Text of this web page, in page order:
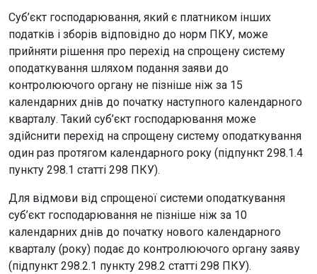
Суб’єкт господарювання, який є платником інших
податків і зборів відповідно до норм ПКУ, може
прийняти рішення про перехід на спрощену систему
оподаткування шляхом подання заяви до
контролюючого органу не пізніше ніж за 15
календарних днів до початку наступного календарного
кварталу. Такий суб’єкт господарювання може
здійснити перехід на спрощену систему оподаткування
один раз протягом календарного року (підпункт 298.1.4
пункту 298.1 статті 298 ПКУ).
Для відмови від спрощеної системи оподаткування
суб’єкт господарювання не пізніше ніж за 10
календарних днів до початку нового календарного
кварталу (року) подає до контролюючого органу заяву
(підпункт 298.2.1 пункту 298.2 статті 298 ПКУ).